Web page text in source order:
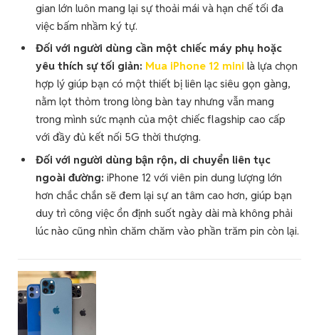
gian lớn luôn mang lại sự thoải mái và hạn chế tối đa
việc bấm nhầm ký tự.
Đối với người dùng cần một chiếc máy phụ hoặc
yêu thích sự tối giản: Mua iPhone 12 mini là lựa chọn
hợp lý giúp bạn có một thiết bị liên lạc siêu gọn gàng,
nằm lọt thỏm trong lòng bàn tay nhưng vẫn mang
trong mình sức mạnh của một chiếc flagship cao cấp
với đầy đủ kết nối 5G thời thượng.
Đối với người dùng bận rộn, di chuyển liên tục
ngoài đường: iPhone 12 với viên pin dung lượng lớn
hơn chắc chắn sẽ đem lại sự an tâm cao hơn, giúp bạn
duy trì công việc ổn định suốt ngày dài mà không phải
lúc nào cũng nhìn chăm chăm vào phần trăm pin còn lại.